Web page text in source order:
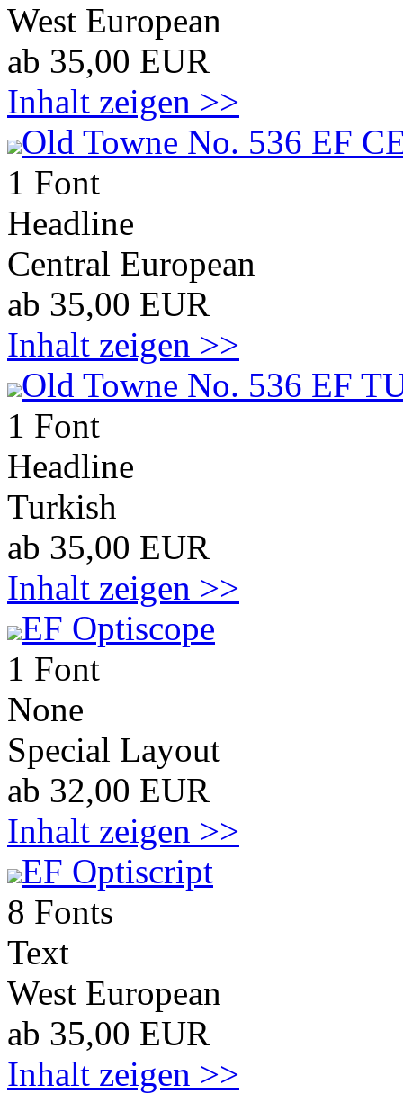
West European
ab 35,00 EUR
Inhalt zeigen >>
Old Towne No. 536 EF
1 Font
Headline
Central European
ab 35,00 EUR
Inhalt zeigen >>
Old Towne No. 536 EF
1 Font
Headline
Turkish
ab 35,00 EUR
Inhalt zeigen >>
EF Optiscope
1 Font
None
Special Layout
ab 32,00 EUR
Inhalt zeigen >>
EF Optiscript
8 Fonts
Text
West European
ab 35,00 EUR
Inhalt zeigen >>